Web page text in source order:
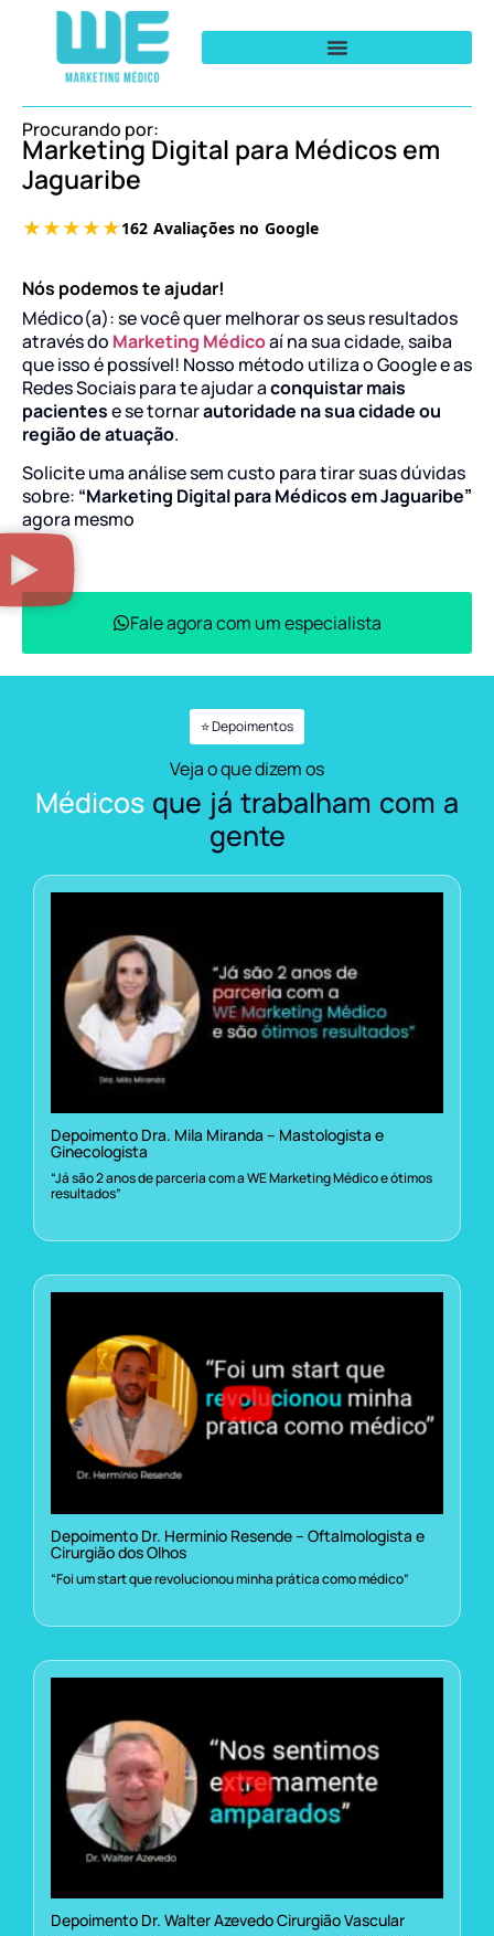
Procurando por:
Marketing Digital para Médicos em
Jaguaribe
Nós podemos te ajudar!
Médico(a): se você quer melhorar os seus resultados
através do Marketing Médicoaí na sua cidade, saiba
que isso é possível! Nosso método utiliza o Google e as
Redes Sociais para te ajudar aconquistar mais
pacientese se tornarautoridade na sua cidade ou
região de atuação.
Solicite uma análise sem custo para tirar suas dúvidas
sobre: “Marketing Digital para Médicos em Jaguaribe”
agora mesmo
Fale agora com um especialista
⭐ Depoimentos
Veja o que dizem os
Médicos que já trabalham com a
gente
Depoimento Dra. Mila Miranda – Mastologista e
Ginecologista
“Já são 2 anos de parceria com a WE Marketing Médico e ótimos
resultados”
Depoimento Dr. Herminio Resende – Oftalmologista e
Cirurgião dos Olhos
“Foi um start que revolucionou minha prática como médico”
Depoimento Dr. Walter Azevedo Cirurgião Vascular